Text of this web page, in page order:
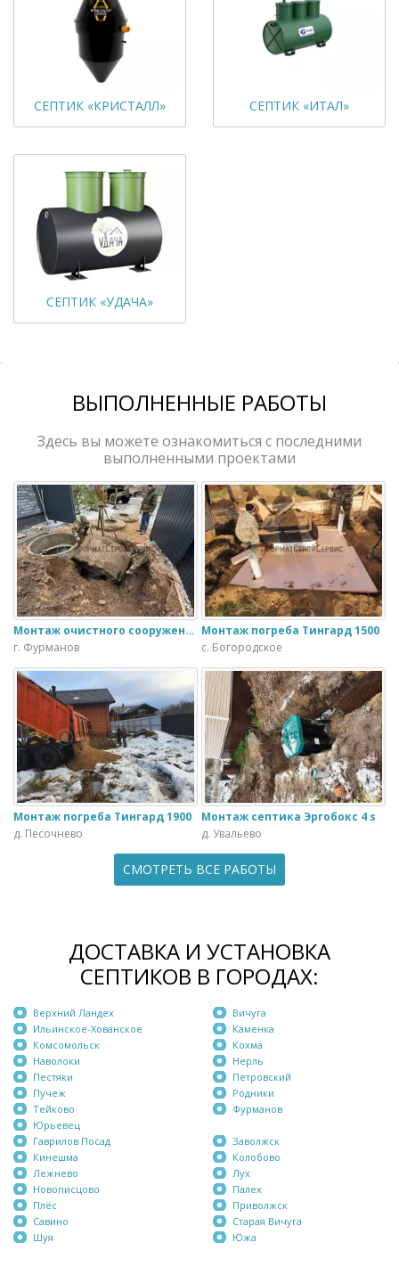
СЕПТИК «КРИСТАЛЛ» СЕПТИК «ИТАЛ»
СЕПТИК «УДАЧА»
ВЫПОЛНЕННЫЕ РАБОТЫ
Здесь вы можете ознакомиться с последними
выполненными проектами
Монтаж очистного сооружения Тверь - 1.1ПН в загородном доме
г. Фурманов
Монтаж погреба Тингард 1500
с. Богородское
Монтаж погреба Тингард 1900
д. Песочнево
Монтаж септика Эргобокс 4 s
д. Увальево
СМОТРЕТЬ ВСЕ РАБОТЫ
ДОСТАВКА И УСТАНОВКА
СЕПТИКОВ В ГОРОДАХ:
Верхний Ландех
Ильинское-Хованское
Комсомольск
Наволоки
Пестяки
Пучеж
Тейково
Юрьевец
Вичуга
Каменка
Кохма
Нерль
Петровский
Родники
Фурманов
Гаврилов Посад
Кинешма
Лежнево
Новописцово
Плёс
Савино
Шуя
Заволжск
Колобово
Лух
Палех
Приволжск
Старая Вичуга
Южа